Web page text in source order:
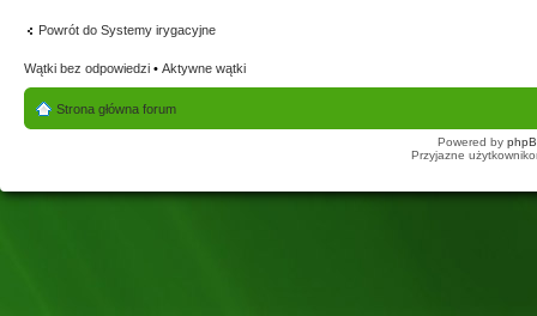
Powrót do Systemy irygacyjne
Wątki bez odpowiedzi • Aktywne wątki
Strona główna forum
Powered by
Przyjazne